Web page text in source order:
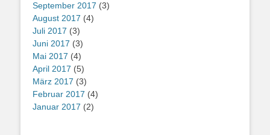
September 2017 (3)
August 2017 (4)
Juli 2017 (3)
Juni 2017 (3)
Mai 2017 (4)
April 2017 (5)
März 2017 (3)
Februar 2017 (4)
Januar 2017 (2)